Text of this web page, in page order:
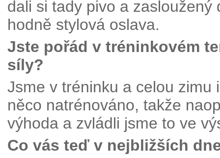
dali si tady pivo a
hodně stylová oslava.
Jste pořád v tréninkovém
síly?
Jsme v tréninku a celou
něco natrénováno, takže
výhoda a zvládli jsme to ve
Co vás teď v nejbližších